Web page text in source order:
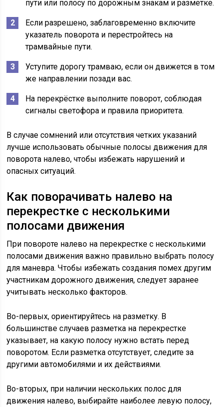
пути или полосу по дорожным знакам и разметке.
Если разрешено, заблаговременно включите
указатель поворота и перестройтесь на
трамвайные пути.
Уступите дорогу трамваю, если он движется в том
же направлении позади вас.
На перекрёстке выполните поворот, соблюдая
сигналы светофора и правила приоритета.
В случае сомнений или отсутствия четких указаний
лучше использовать обычные полосы движения для
поворота налево, чтобы избежать нарушений и
опасных ситуаций.
Как поворачивать налево на
перекрестке с несколькими
полосами движения
При повороте налево на перекрестке с несколькими
полосами движения важно правильно выбрать полосу
для маневра. Чтобы избежать создания помех другим
участникам дорожного движения, следует заранее
учитывать несколько факторов.
Во-первых, ориентируйтесь на разметку. В
большинстве случаев разметка на перекрестке
указывает, на какую полосу нужно встать перед
поворотом. Если разметка отсутствует, следите за
другими автомобилями и их действиями.
Во-вторых, при наличии нескольких полос для
движения налево, выбирайте наиболее левую полосу,